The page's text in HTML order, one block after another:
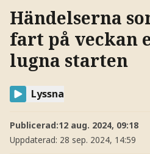
Händelserna
fart på veckan
lugna starten
Lyssna
Publicerad:12 aug. 2024, 09:18
Uppdaterad: 28 sep. 2024, 14:59